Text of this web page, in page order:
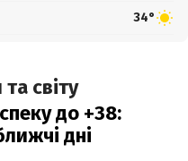
34°
світу
до +38:
дні